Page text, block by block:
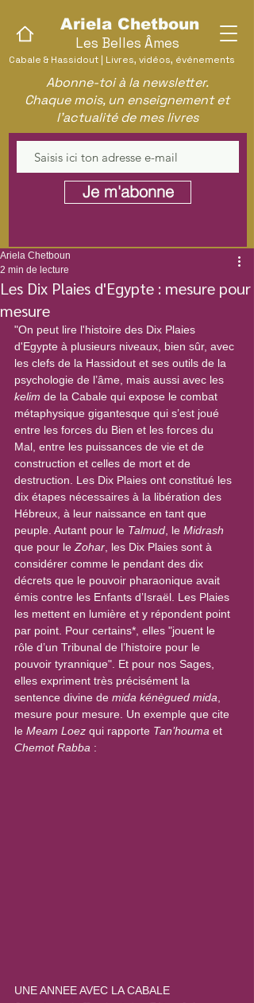
Cabale & Hassidout | Livres, vidéos, événements
Ariela Chetboun
Les Belles Âmes
Abonne-toi à la newsletter.
Chaque mois, un enseignement et
l'actualité de mes livres
Je m'abonne
Les Dix Plaies d'Egypte : mesure pour
mesure
Ariela Chetboun
2 min de lecture
"On peut lire l'histoire des Dix Plaies
d'Egypte à plusieurs niveaux, bien sûr, avec
les clefs de la Hassidout et ses outils de la
psychologie de l’âme, mais aussi avec les
kelim de la Cabale qui expose le combat
métaphysique gigantesque qui s’est joué
entre les forces du Bien et les forces du
Mal, entre les puissances de vie et de
construction et celles de mort et de
destruction. Les Dix Plaies ont constitué les
dix étapes nécessaires à la libération des
Hébreux, à leur naissance en tant que
peuple. Autant pour le Talmud , le Midrash
que pour le Zohar , les Dix Plaies sont à
considérer comme le pendant des dix
décrets que le pouvoir pharaonique avait
émis contre les Enfants d’Israël. Les Plaies
les mettent en lumière et y répondent point
par point. Pour certains*, elles "jouent le
rôle d’un Tribunal de l’histoire pour le
pouvoir tyrannique". Et pour nos Sages,
elles expriment très précisément la
sentence divine de mida kénègued mida
mesure pour mesure. Un exemple que cite
le Meam Loez qui rapporte Tan’houma et
Chemot Rabba :
UNE ANNEE AVEC LA CABALE